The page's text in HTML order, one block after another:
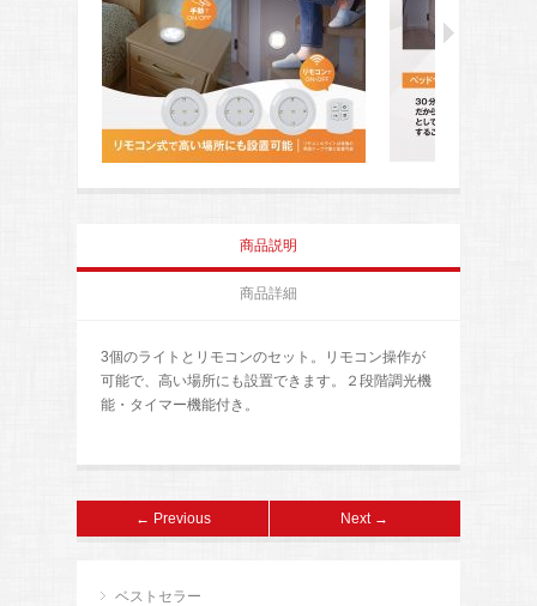
商品説明
商品詳細
3個のライトとリモコンのセット。リモコン操作が
可能で、高い場所にも設置できます。２段階調光機
能・タイマー機能付き。
← Previous Next →
ベストセラー